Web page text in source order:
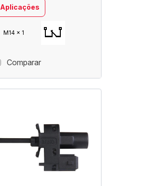
Aplicações
M14 x 1
Comparar